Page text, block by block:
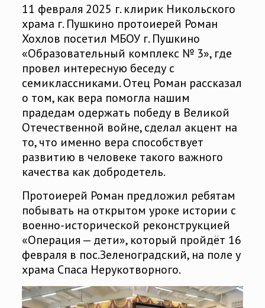
11 февраля 2025 г. клирик Никольского
храма г. Пушкино протоиерей Роман
Хохлов посетил МБОУ г. Пушкино
«Образовательный комплекс № 3», где
провел интересную беседу с
семиклассниками. Отец Роман рассказал
о том, как вера помогла нашим
прадедам одержать победу в Великой
Отечественной войне, сделал акцент на
то, что именно вера способствует
развитию в человеке такого важного
качества как добродетель.
Протоиерей Роман предложил ребятам
побывать на открытом уроке истории с
военно-исторической реконструкцией
«Операция — дети», который пройдёт 16
февраля в пос.Зеленоградский, на поле у
храма Спаса Нерукотворного.